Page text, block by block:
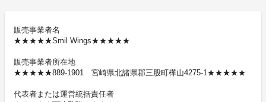
販売事業者名
★★★★★Smil Wings★★★★★
販売事業者所在地
★★★★★889-1901 宮崎県北諸県郡三股町樺山4275-1★★★★★
代表者または運営統括責任者